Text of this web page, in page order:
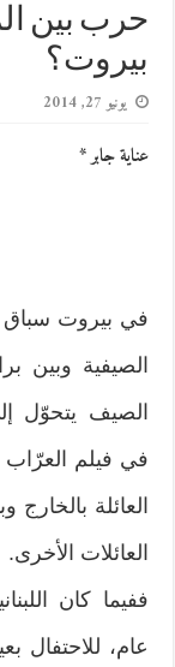
حرب بين
بيروت؟
يونيو 27, 2014
عناية جابر *
في بيروت سباق
الصيفية وبين
الصيف يتحوّل
في فيلم العرّاب
العائلة
العائلات الأخرى.
ففيما كان
عام، للاحتفال